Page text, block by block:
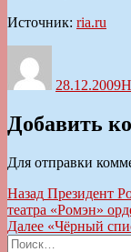
Источник: ria.ru
28.12.2009
Добавить
Для отправки
Навигация
по
записям
Назад Предыдущая
запись:
Президент
театра «Ромэн»
Далее Следующая
«Чёрный
Искать: